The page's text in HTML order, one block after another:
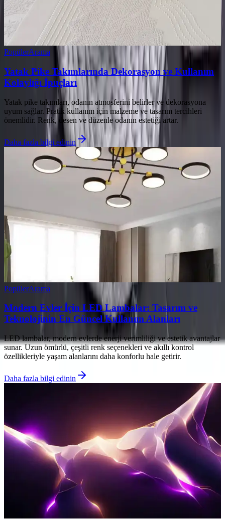
PopülerArama
Yatak Pike Takımlarında Dekorasyon ve Kullanım
Kolaylığı İpuçları
Yatak pike takımları, odanın atmosferini belirler ve dekorasyona
uyum sağlar. Pratik kullanım için malzeme ve tasarım tercihleri
önemlidir. Renk, desen ve düzenle odanın estetiği artar.
Daha fazla bilgi edinin
PopülerArama
Modern Evler İçin LED Lambalar: Tasarım ve
Teknolojinin En Güncel Kullanım Alanları
LED lambalar, modern evlerde enerji verimliliği ve estetik avantajlar
sunar. Uzun ömürlü, çeşitli renk seçenekleri ve akıllı kontrol
özellikleriyle yaşam alanlarını daha konforlu hale getirir.
Daha fazla bilgi edinin